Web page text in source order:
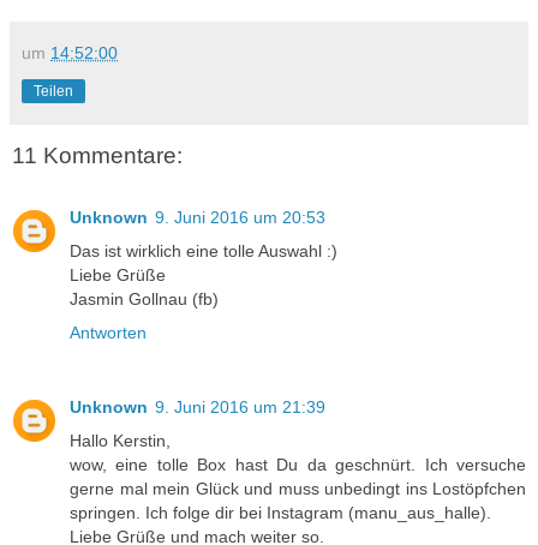
um 14:52:00
Teilen
11 Kommentare:
Unknown 9. Juni 2016 um 20:53
Das ist wirklich eine tolle Auswahl :)
Liebe Grüße
Jasmin Gollnau (fb)
Antworten
Unknown 9. Juni 2016 um 21:39
Hallo Kerstin,
wow, eine tolle Box hast Du da geschnürt. Ich versuche
gerne mal mein Glück und muss unbedingt ins Lostöpfchen
springen. Ich folge dir bei Instagram (manu_aus_halle).
Liebe Grüße und mach weiter so.